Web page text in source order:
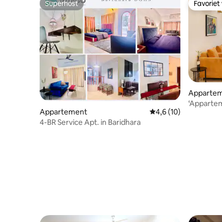
Superhost
Superhost
Appartement Gemiddelde
4,6 (10)
4-BR Service Apt. in Baridhara